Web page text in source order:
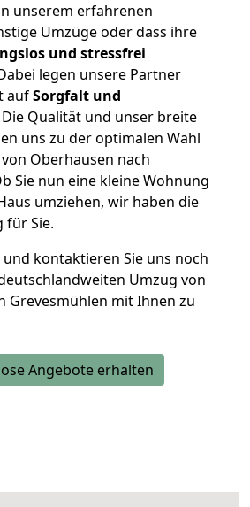
unserem erfahrenen
Umzüge oder dass ihre
und stressfrei
legen unsere Partner
aufSorgfalt und
Die Qualität und unser breite
uns zu der optimalen Wahl
Oberhausen nach
Sie nun eine kleine Wohnung
umziehen, wir haben die
für Sie.
und kontaktieren Sie uns noch
Umzug von
Grevesmühlen mit Ihnen zu
Angebote erhalten